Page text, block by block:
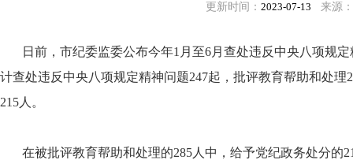
更新时间： 2023-07-13 来源：
日前，市纪委监委公布今年1月至6月查处违反中央八项规定
计查处违反中央八项规定精神问题247起，批评教育帮助和处
215人。
在被批评教育帮助和处理的285人中，给予党纪政务处分的